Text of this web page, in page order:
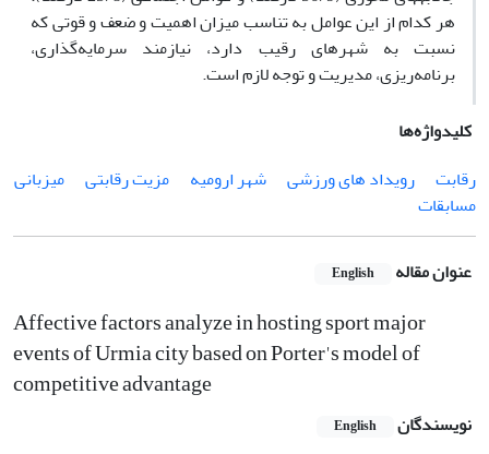
هر کدام از این عوامل به تناسب میزان اهمیت و ضعف و قوتی که
نسبت به شهرهای رقیب دارد، نیازمند سرمایه‌گذاری،
برنامه‌ریزی، مدیریت و توجه لازم است.
کلیدواژه‌ها
رقابت
رویداد های ورزشی شهر ارومیه مزیت رقابتی
میزبانی
مسابقات
عنوان مقاله English
Affective factors analyze in hosting sport major
events of Urmia city based on Porter's model of
competitive advantage
نویسندگان English